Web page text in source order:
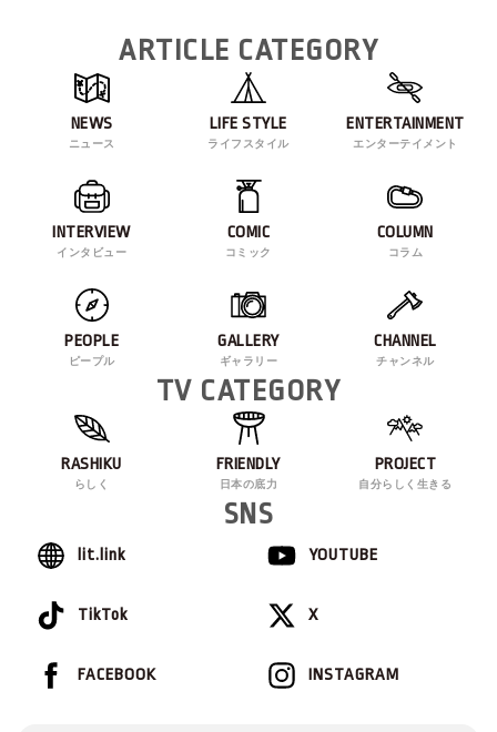
ARTICLE CATEGORY
NEWS
ニュース
LIFE STYLE
ライフスタイル
ENTERTAINMENT
エンターテイメント
INTERVIEW
インタビュー
COMIC
コミック
COLUMN
コラム
PEOPLE
ピープル
GALLERY
ギャラリー
CHANNEL
チャンネル
TV CATEGORY
RASHIKU
らしく
FRIENDLY
日本の底力
PROJECT
自分らしく生きる
SNS
lit.link YOUTUBE
TikTok X
INSTAGRAM
FACEBOOK